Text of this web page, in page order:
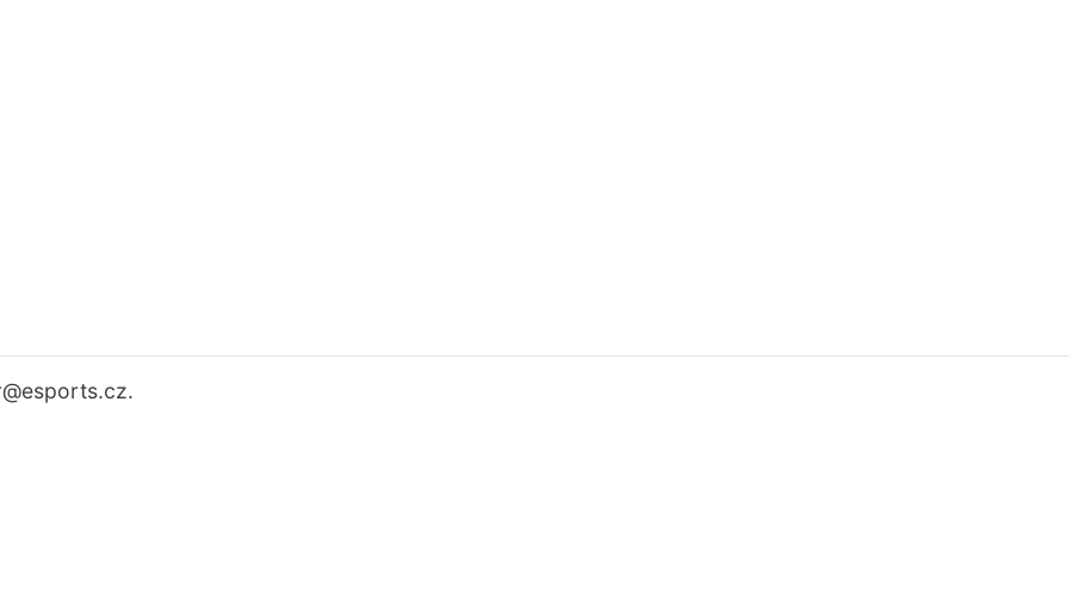
@esports.cz.